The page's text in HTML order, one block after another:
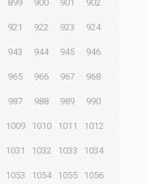
899 900 901 902
921 922 923 924
943 944 945 946
965 966 967 968
987 988 989 990
1009 1010 1011 1012
1031 1032 1033 1034
1053 1054 1055 1056